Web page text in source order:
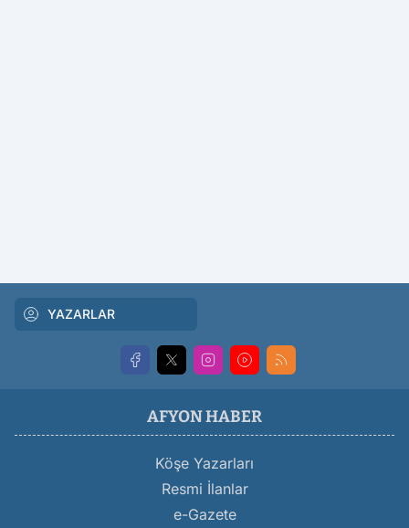
YAZARLAR
AFYON HABER
Köşe Yazarları
Resmi İlanlar
e-Gazete